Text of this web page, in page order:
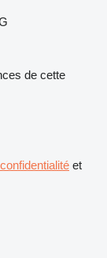
de cette
et